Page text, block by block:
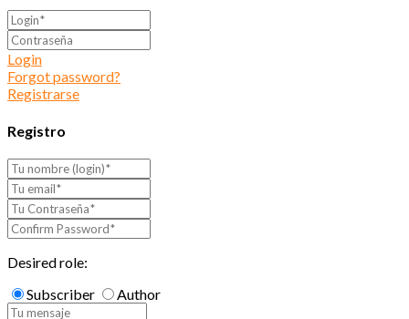
Login
Forgot password?
Registrarse
Registro
Desired role:
Subscriber
Author